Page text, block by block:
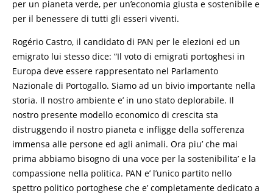
per un pianeta verde, per un’economia giusta e sostenibile e
per il benessere di tutti gli esseri viventi.
Rogério Castro, il candidato di PAN per le elezioni ed un
emigrato lui stesso dice: “Il voto di emigrati portoghesi in
Europa deve essere rappresentato nel Parlamento
Nazionale di Portogallo. Siamo ad un bivio importante nella
storia. Il nostro ambiente e’ in uno stato deplorabile. Il
nostro presente modello economico di crescita sta
distruggendo il nostro pianeta e infligge della sofferenza
immensa alle persone ed agli animali. Ora piu’ che mai
prima abbiamo bisogno di una voce per la sostenibilita’ e la
compassione nella politica. PAN e’ l’unico partito nello
spettro politico portoghese che e’ completamente dedicato a